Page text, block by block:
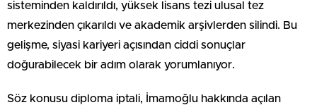
sisteminden kaldırıldı, yüksek lisans tezi ulusal tez
merkezinden çıkarıldı ve akademik arşivlerden silindi. Bu
gelişme, siyasi kariyeri açısından ciddi sonuçlar
doğurabilecek bir adım olarak yorumlanıyor.
Söz konusu diploma iptali, İmamoğlu hakkında açılan